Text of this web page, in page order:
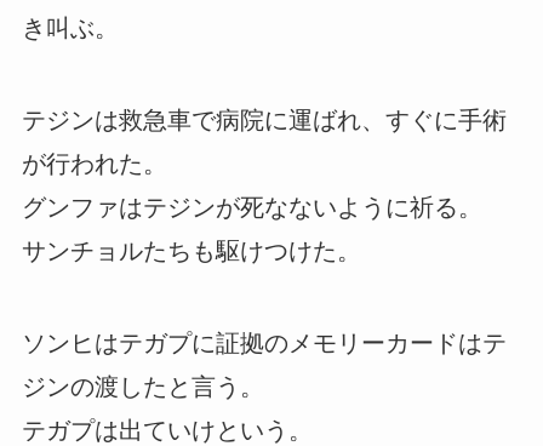
き叫ぶ。
テジンは救急車で病院に運ばれ、すぐに手術
が行われた。
グンファはテジンが死なないように祈る。
サンチョルたちも駆けつけた。
ソンヒはテガプに証拠のメモリーカードはテ
ジンの渡したと言う。
テガプは出ていけという。